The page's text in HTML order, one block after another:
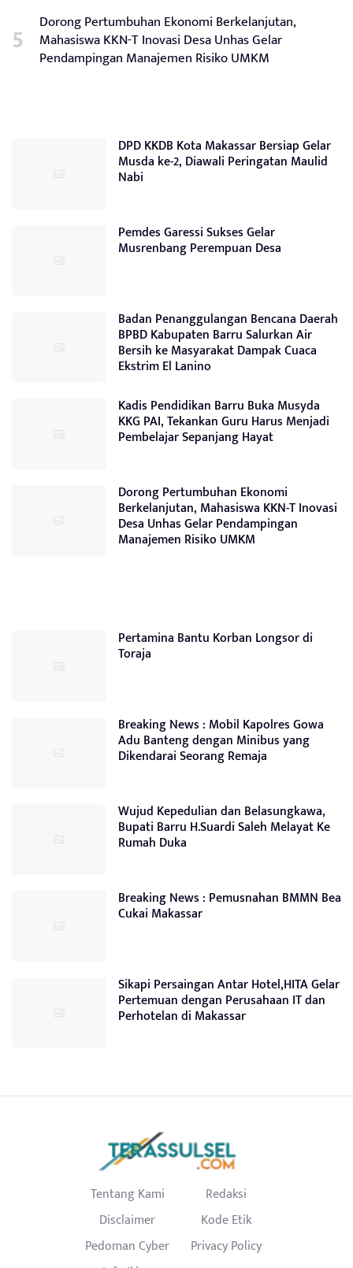
Dorong Pertumbuhan Ekonomi Berkelanjutan,
Mahasiswa KKN-T Inovasi Desa Unhas Gelar
Pendampingan Manajemen Risiko UMKM
DPD KKDB Kota Makassar Bersiap Gelar
Musda ke-2, Diawali Peringatan Maulid
Nabi
Pemdes Garessi Sukses Gelar
Musrenbang Perempuan Desa
Badan Penanggulangan Bencana Daerah
BPBD Kabupaten Barru Salurkan Air
Bersih ke Masyarakat Dampak Cuaca
Ekstrim El Lanino
Kadis Pendidikan Barru Buka Musyda
KKG PAI, Tekankan Guru Harus Menjadi
Pembelajar Sepanjang Hayat
Dorong Pertumbuhan Ekonomi
Berkelanjutan, Mahasiswa KKN-T Inovasi
Desa Unhas Gelar Pendampingan
Manajemen Risiko UMKM
Pertamina Bantu Korban Longsor di
Toraja
Breaking News : Mobil Kapolres Gowa
Adu Banteng dengan Minibus yang
Dikendarai Seorang Remaja
Wujud Kepedulian dan Belasungkawa,
Bupati Barru H.Suardi Saleh Melayat Ke
Rumah Duka
Breaking News : Pemusnahan BMMN Bea
Cukai Makassar
Sikapi Persaingan Antar Hotel,HITA Gelar
Pertemuan dengan Perusahaan IT dan
Perhotelan di Makassar
Tentang Kami
Redaksi
Disclaimer
Kode Etik
Pedoman Cyber
Privacy Policy